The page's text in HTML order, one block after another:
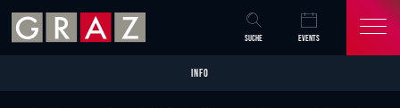
Skip to main content
Skip to table of contents
Skip to main navigation
SUCHE EVENTS
INFO